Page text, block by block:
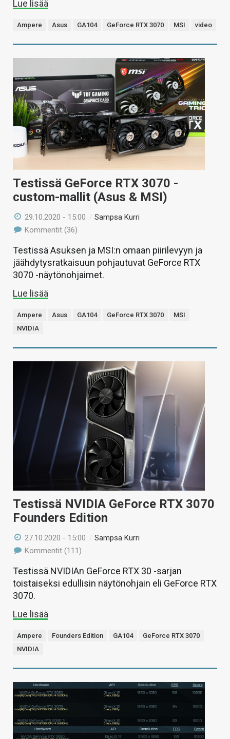
Lue lisää
Ampere Asus GA104 GeForce RTX 3070 MSI video
Testissä GeForce RTX 3070 -
custom-mallit (Asus & MSI)
29.10.2020 - 15:00 /Sampsa Kurri
Kommentit (36)
Testissä Asuksen ja MSI:n omaan piirilevyyn ja
jäähdytysratkaisuun pohjautuvat GeForce RTX
3070 -näytönohjaimet.
Lue lisää
Ampere Asus GA104 GeForce RTX 3070
MSI
NVIDIA
Testissä NVIDIA GeForce RTX 3070
Founders Edition
27.10.2020 - 15:00 /Sampsa Kurri
Kommentit (111)
Testissä NVIDIAn GeForce RTX 30 -sarjan
toistaiseksi edullisin näytönohjain eli GeForce RTX
3070.
Lue lisää
Ampere Founders Edition GA104
GeForce RTX 3070
NVIDIA